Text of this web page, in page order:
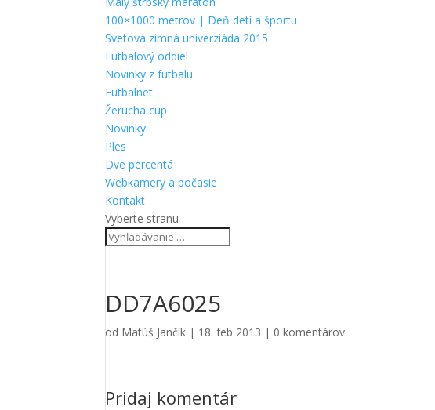
100×1000 metrov | Deň detí a športu
Svetová zimná univerziáda 2015
Futbalový oddiel
Novinky z futbalu
Futbalnet
Žerucha cup
Novinky
Ples
Dve percentá
Webkamery a počasie
Kontakt
Vyberte stranu
DD7A6025
od Matúš Jančík | 18. feb 2013 | 0 komentárov
Pridaj komentár